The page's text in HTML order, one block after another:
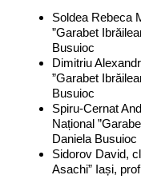
Soldea Rebeca
”Garabet
Busuioc
Dimitriu
”Garabet
Busuioc
Spiru-Cernat
Național
Daniela Busuioc
Sidorov David,
Asachi” Iași,